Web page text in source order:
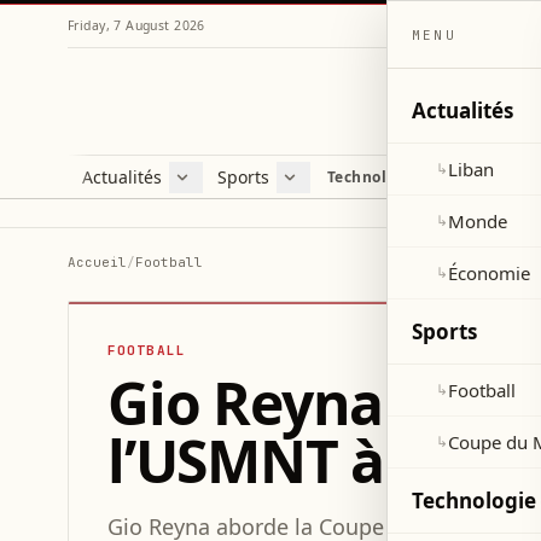
Friday, 7 August 2026
Actualités
Liban
Sports
Football
Technologie et sciences
Accueil/Football
FOOTBALL
Gio Reyna
l’USMNT à la
Gio Reyna aborde la Coupe du Monde
MENU
Actualités
↳Liban
↳Monde
↳Économie
Sports
↳Football
↳Coupe du
Technologie